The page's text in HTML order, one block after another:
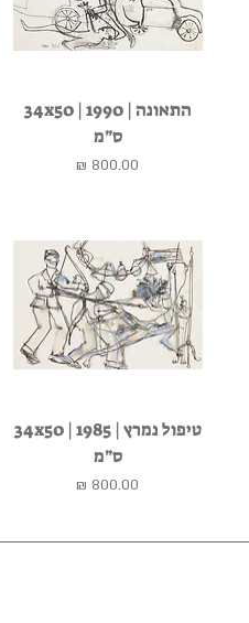
התאונה | 1990 | 34x50
ס״מ
מחיר
טיפול נמרץ | 1985 | 34x50
ס״מ
מחיר